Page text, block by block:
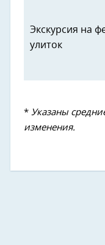
Экскурсия на
улиток
* Указаны
изменения.